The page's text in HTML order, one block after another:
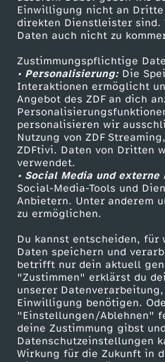
Einwilligung nicht an
direkten Dienstleister sind.
Daten auch nicht zu
Zustimmungspflichtige
• Personalisierung:Die
Interaktionen ermöglicht
Angebot des ZDF an dich
personalisieren wir
Nutzung von ZDF
ZDFtivi. Daten von Dritten
verwendet.
• Social Media und externe
Social-Media-Tools und
Anbietern. Unter anderem
zu ermöglichen.
Du kannst entscheiden, für
Daten speichern und
betrifft nur dein aktuell
"Zustimmen" erklärst du
unserer
Einwilligung benötigen.
"Einstellungen/Ablehnen"
deine Zustimmung gibst
Datenschutzeinstellungen
Wirkung für die Zukunft in
Smart TV
ZDFtext
Livestreams
Sendungen A-Z
TV-Programm
ZDF Unternehmen
Karriere
ZDF goes Schule
Werbefernsehen
Mainzelmännchen